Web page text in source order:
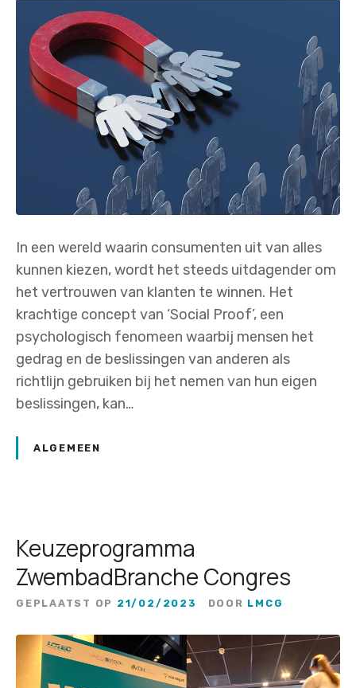
In een wereld waarin consumenten uit van alles
kunnen kiezen, wordt het steeds uitdagender om
het vertrouwen van klanten te winnen. Het
krachtige concept van ‘Social Proof’, een
psychologisch fenomeen waarbij mensen het
gedrag en de beslissingen van anderen als
richtlijn gebruiken bij het nemen van hun eigen
beslissingen, kan…
ALGEMEEN
Keuzeprogramma
ZwembadBranche Congres
GEPLAATST OP 21/02/2023 DOOR LMCG